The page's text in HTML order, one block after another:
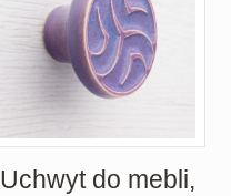
Uchwyt do mebli,